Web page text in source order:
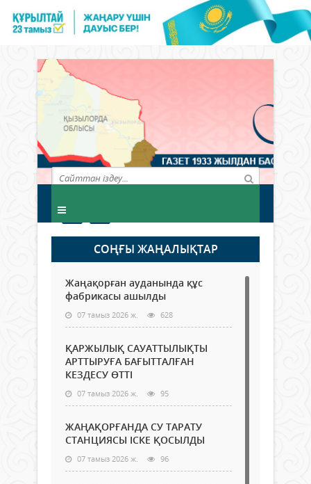
СОҢҒЫ ЖАҢАЛЫҚТАР
Жаңақорған ауданында құс
фабрикасы ашылды
07 тамыз 2026 ж. 628
ҚАРЖЫЛЫҚ САУАТТЫЛЫҚТЫ
АРТТЫРУҒА БАҒЫТТАЛҒАН
КЕЗДЕСУ ӨТТІ
07 тамыз 2026 ж. 95
ЖАҢАҚОРҒАНДА СУ ТАРАТУ
СТАНЦИЯСЫ ІСКЕ ҚОСЫЛДЫ
07 тамыз 2026 ж. 96